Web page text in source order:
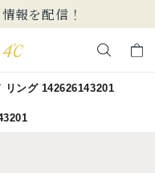
報を配信！
ーワードで検索する
リング 142626143201